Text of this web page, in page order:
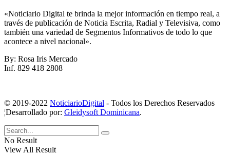
«Noticiario Digital te brinda la mejor información en tiempo real, a
través de publicación de Noticia Escrita, Radial y Televisiva, como
también una variedad de Segmentos Informativos de todo lo que
acontece a nivel nacional».
By: Rosa Iris Mercado
Inf. 829 418 2808
© 2019-2022 NoticiarioDigital - Todos los Derechos Reservados
¦Desarrollado por: Gleidysoft Dominicana.
No Result
View All Result